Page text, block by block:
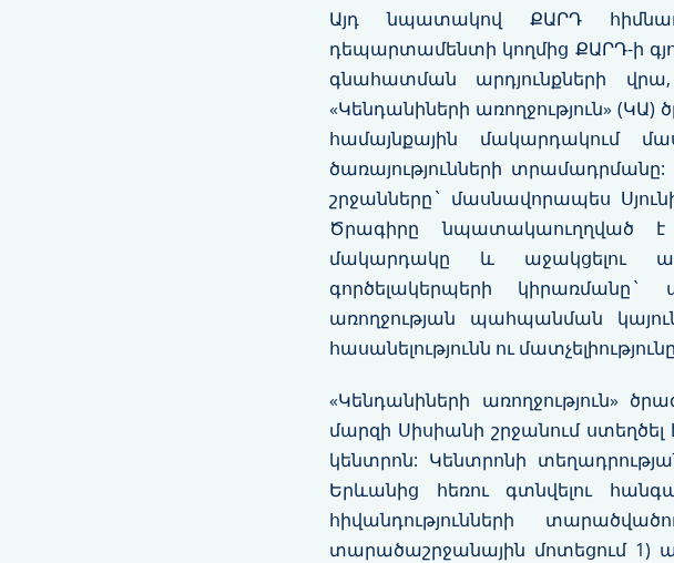
Այդ նպատակով ՔԱՐԴ
դեպարտամենտի կողմից ՔԱՐԴ-ի
գնահատման արդյունքների
«Կենդանիների առողջություն»
համայնքային մակարդակում
ծառայությունների
շրջանները` մասնավորապես
Ծրագիրը նպատակաուղղված է
մակարդակը և աջակցելու
գործելակերպերի կիրառմանը`
առողջության պահպանման
հասանելությունն ու
«Կենդանիների առողջություն»
մարզի Սիսիանի շրջանում
կենտրոն: Կենտրոնի
Երևանից հեռու գտնվելու
հիվանդությունների
տարածաշրջանային մոտեցում 1)